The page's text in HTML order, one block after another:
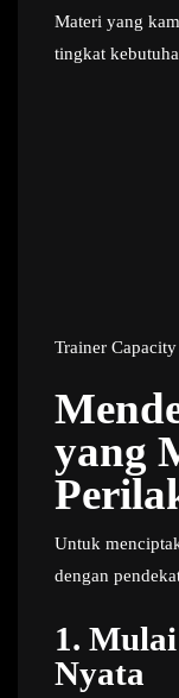
Materi yang
tingkat
Trainer
yang
Untuk
dengan
1.
Nyata